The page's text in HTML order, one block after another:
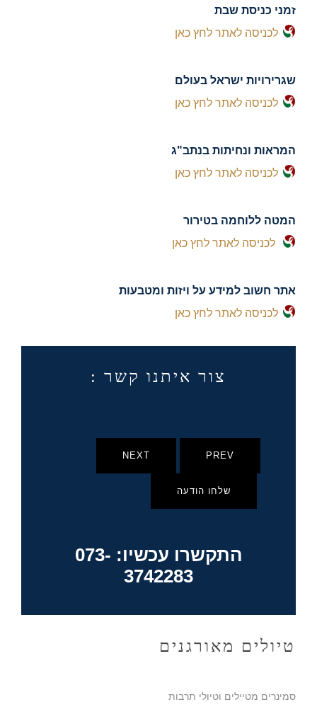
זמני כניסת שבת
לכניסה לאתר לחץ כאן
שגרירויות ישראל בעולם
לכניסה לאתר לחץ כאן
המראות ונחיתות בנתב"ג
לכניסה לאתר לחץ כאן
המטה ללוחמה בטירור
לכניסה לאתר לחץ כאן
אתר חשוב למידע על ויזות ומטבעות
לכניסה לאתר לחץ כאן
צור איתנו קשר :
PREV
NEXT
שלחו הודעה
התקשרו עכשיו: 073-
3742283
טיולים מאורגנים
סמינרים מטיילים וטיולי תרבות